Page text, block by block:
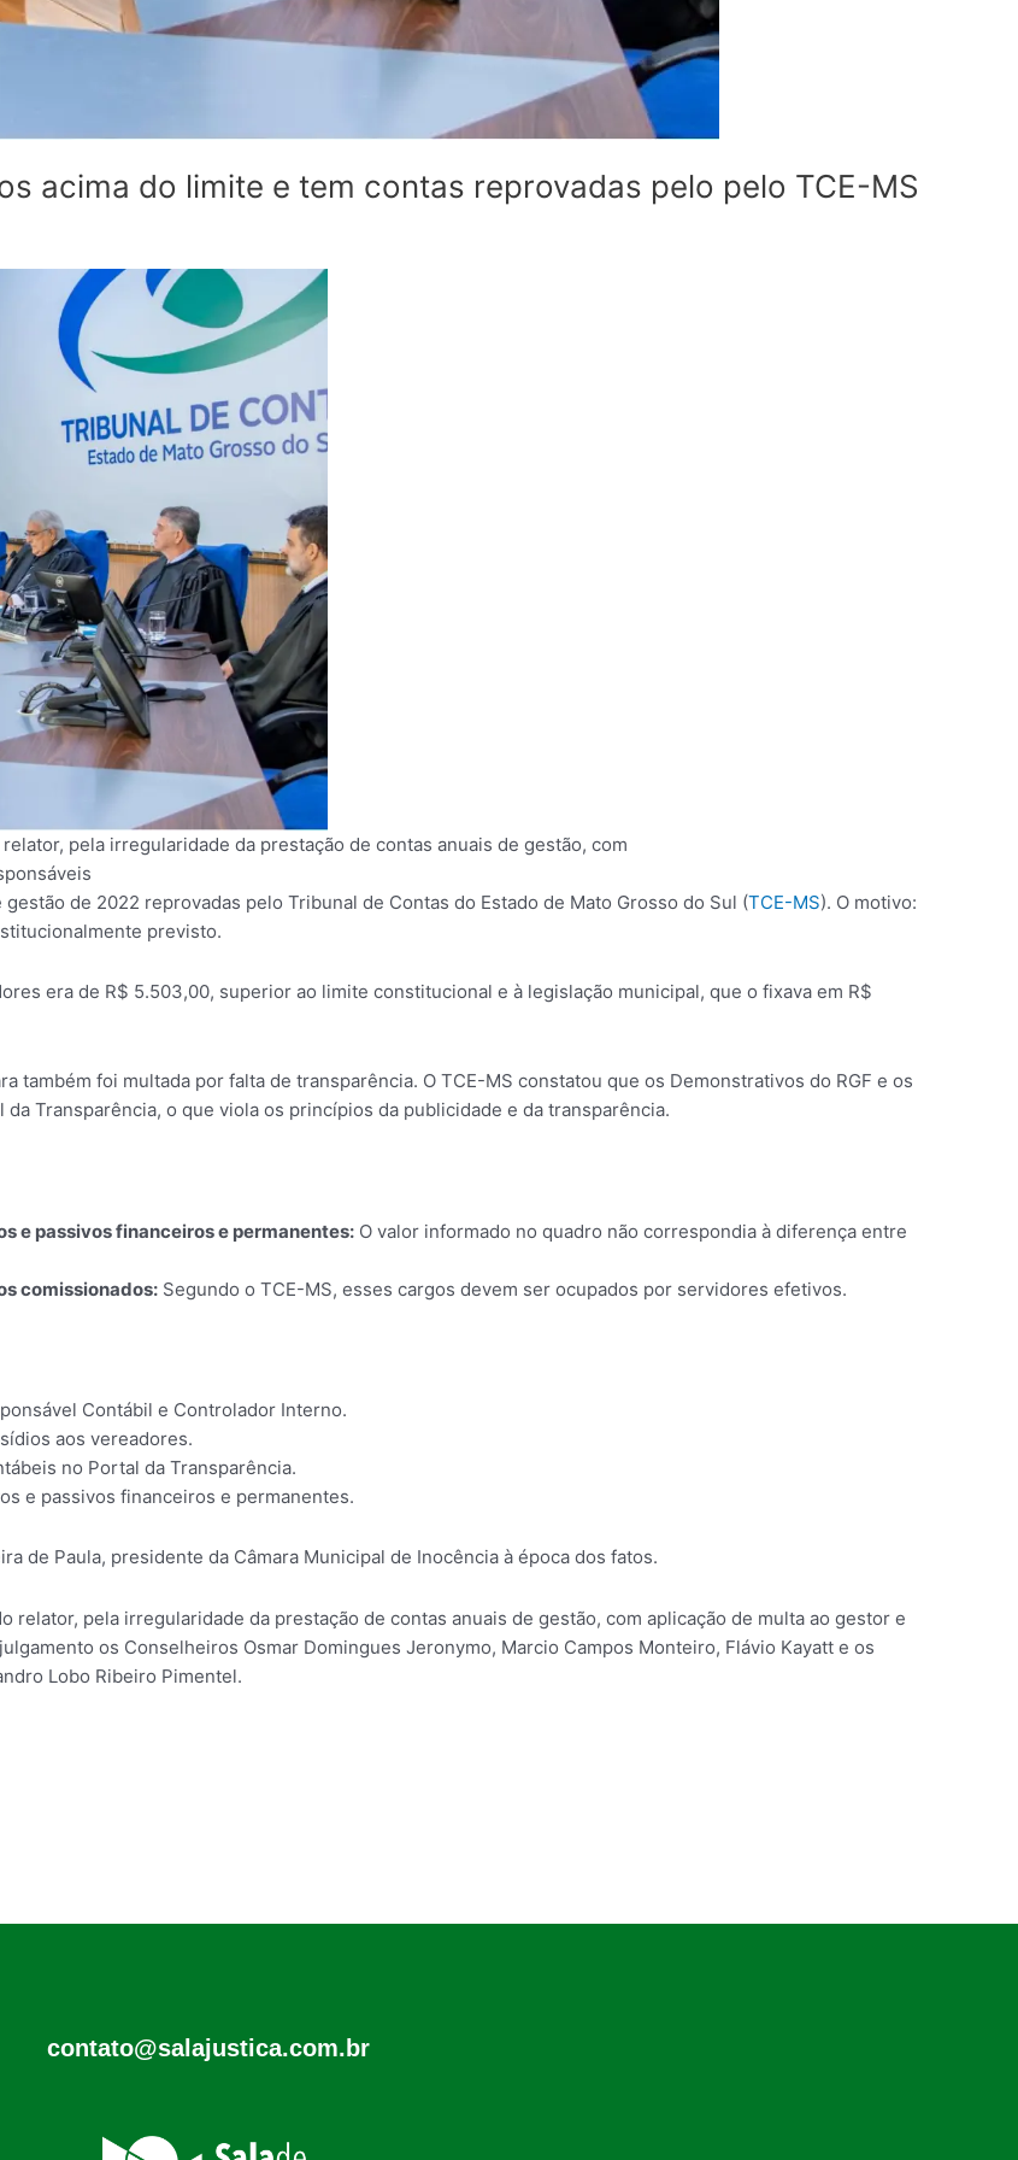
acima do limite e tem contas reprovadas pelo pelo TCE-MS
pela irregularidade da prestação de contas anuais de gestão, com
de 2022 reprovadas pelo Tribunal de Contas do Estado de Mato Grosso do Sul (TCE-MS). O motivo:
previsto.
era de R$ 5.503,00, superior ao limite constitucional e à legislação municipal, que o fixava em R$
também foi multada por falta de transparência. O TCE-MS constatou que os Demonstrativos do RGF e os
Transparência, o que viola os princípios da publicidade e da transparência.
e passivos financeiros e permanentes: O valor informado no quadro não correspondia à diferença entre
comissionados: Segundo o TCE-MS, esses cargos devem ser ocupados por servidores efetivos.
Contábil e Controlador Interno.
aos vereadores.
no Portal da Transparência.
e passivos financeiros e permanentes.
de Paula, presidente da Câmara Municipal de Inocência à época dos fatos.
relator, pela irregularidade da prestação de contas anuais de gestão, com aplicação de multa ao gestor e
os Conselheiros Osmar Domingues Jeronymo, Marcio Campos Monteiro, Flávio Kayatt e os
Lobo Ribeiro Pimentel.
contato@salajustica.com.br